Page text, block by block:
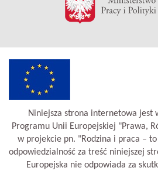
Niniejsza strona internetowa jest
Programu Unii Europejskiej "Prawa,
w projekcie pn. "Rodzina i praca – to
odpowiedzialność za treść niniejszej
Europejska nie odpowiada za